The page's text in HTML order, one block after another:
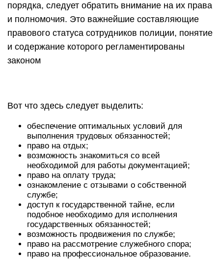
порядка, следует обратить внимание на их права
и полномочия. Это важнейшие составляющие
правового статуса сотрудников полиции, понятие
и содержание которого регламентированы
законом
Вот что здесь следует выделить:
обеспечение оптимальных условий для
выполнения трудовых обязанностей;
право на отдых;
возможность знакомиться со всей
необходимой для работы документацией;
право на оплату труда;
ознакомление с отзывами о собственной
службе;
доступ к государственной тайне, если
подобное необходимо для исполнения
государственных обязанностей;
возможность продвижения по службе;
право на рассмотрение служебного спора;
право на профессиональное образование.